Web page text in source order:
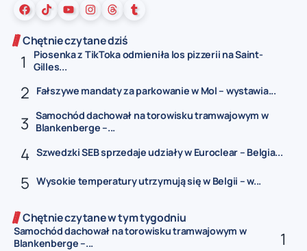
Chętnie czytane dziś
Piosenka z TikToka odmieniła los pizzerii na Saint-
Gilles...
Fałszywe mandaty za parkowanie w Mol – wystawia...
Samochód dachował na torowisku tramwajowym w
Blankenberge –...
Szwedzki SEB sprzedaje udziały w Euroclear – Belgia...
Wysokie temperatury utrzymują się w Belgii – w...
Chętnie czytane w tym tygodniu
Samochód dachował na torowisku tramwajowym w
Blankenberge –...